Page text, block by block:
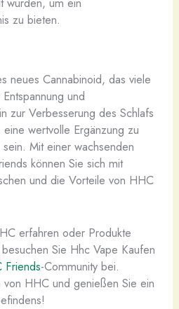
zu bieten.
neues Cannabinoid, das viele
und
zur Verbesserung des Schlafs
wertvolle Ergänzung zu
Mit einer wachsenden
können Sie sich mit
und die Vorteile von HHC
erfahren oder Produkte
Sie Hhc Vape Kaufen
Friends-Community bei.
HHC und genießen Sie ein